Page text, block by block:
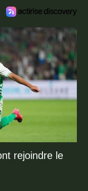
rejoindre le